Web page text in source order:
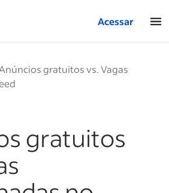
Para empresas
Acessar
Anúncios gratuitos vs. Vagas
gratuitos